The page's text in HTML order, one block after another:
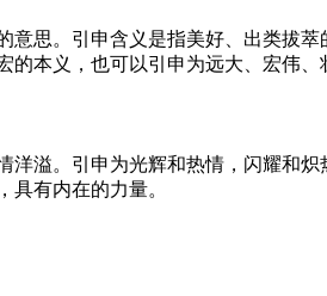
思。引申含义是指美好、出类拔
本义，也可以引申为远大、宏伟
溢。引申为光辉和热情，闪耀和
具有内在的力量。